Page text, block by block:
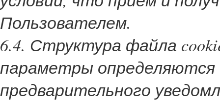
Пользователем.
6.4. Структура файла
параметры
предварительного